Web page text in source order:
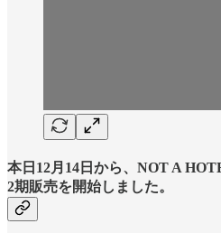
本日12月14日から、NOT A
2期販売を開始しました。